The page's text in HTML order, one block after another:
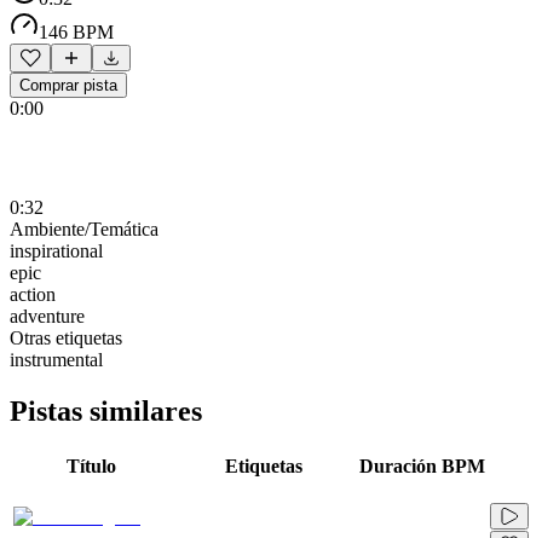
146 BPM
Comprar pista
0:00
0:32
Ambiente/Temática
inspirational
epic
action
adventure
Otras etiquetas
instrumental
Pistas similares
Título Etiquetas Duración BPM